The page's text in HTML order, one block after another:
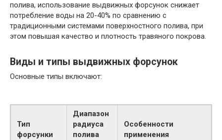
полива, использование выдвижных форсунок снижает
потребление воды на 20-40% по сравнению с
традиционными системами поверхностного полива, при
этом повышая качество и плотность травяного покрова.
Виды и типы выдвижных форсунок
Основные типы включают:
Тип
форсунки
Диапазон
радиуса
полива
Особенности
применения